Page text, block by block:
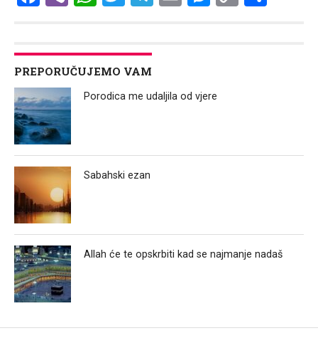
PREPORUČUJEMO VAM
Porodica me udaljila od vjere
Sabahski ezan
Allah će te opskrbiti kad se najmanje nadaš